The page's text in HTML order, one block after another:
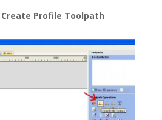
Create Profile Toolpath